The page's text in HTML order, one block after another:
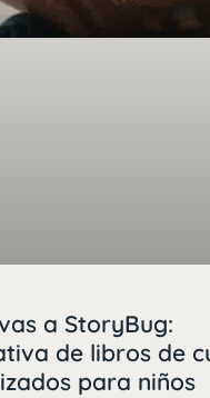
a StoryBug:
de libros de
para niños